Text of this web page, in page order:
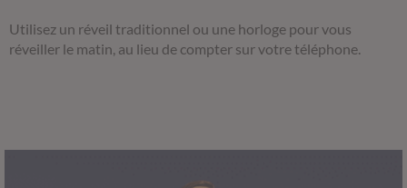
Utilisez un réveil traditionnel ou une horloge pour vous
réveiller le matin, au lieu de compter sur votre téléphone.